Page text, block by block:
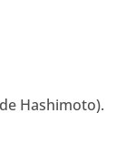
Hashimoto).